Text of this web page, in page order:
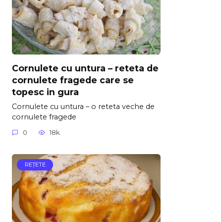
Cornulete cu untura – reteta de
cornulete fragede care se
topesc in gura
Cornulete cu untura – o reteta veche de
cornulete fragede
0 18k.
REŢETE